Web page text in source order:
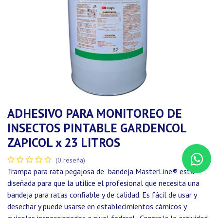
ADHESIVO PARA MONITOREO DE
INSECTOS PINTABLE GARDENCOL
ZAPICOL x 23 LITROS
(0 reseña)
Trampa para rata pegajosa de bandeja MasterLine® está
diseñada para que la utilice el profesional que necesita una
bandeja para ratas confiable y de calidad. Es fácil de usar y
desechar y puede usarse en establecimientos cárnicos y